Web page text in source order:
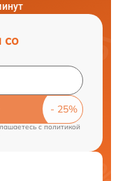
со
cполитикой